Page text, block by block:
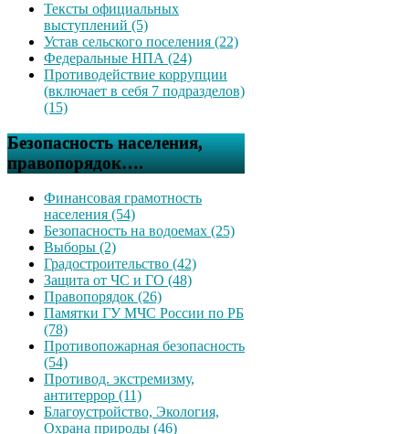
Тексты официальных
выступлений (5)
Устав сельского поселения (22)
Федеральные НПА (24)
Противодействие коррупции
(включает в себя 7 подразделов)
(15)
Безопасность населения,
правопорядок….
Финансовая грамотность
населения (54)
Безопасность на водоемах (25)
Выборы (2)
Градостроительство (42)
Защита от ЧС и ГО (48)
Правопорядок (26)
Памятки ГУ МЧС России по РБ
(78)
Противопожарная безопасность
(54)
Противод. экстремизму,
антитеррор (11)
Благоустройство, Экология,
Охрана природы (46)